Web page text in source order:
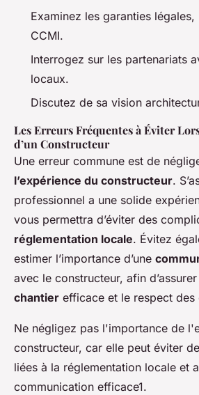
Examinez les garanties
CCMI.
Interrogez sur les partenariats
locaux.
Discutez de sa vision
Les Erreurs Fréquentes à Éviter
d’un Constructeur
Une erreur commune est de
l’expérience du constructeur.
professionnel a une solide
vous permettra d’éviter des
réglementation locale. Évitez
estimer l’importance d’une
avec le constructeur, afin
chantier efficace et le respect des
Ne négligez pas l'importance de
constructeur, car elle peut éviter
liées à la réglementation locale et
communication efficace1.